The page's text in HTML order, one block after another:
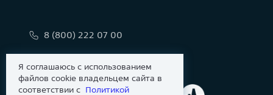
8 (800) 222 07 00
Я соглашаюсь с использованием
файлов cookie владельцем сайта в
соответствии с Политикой